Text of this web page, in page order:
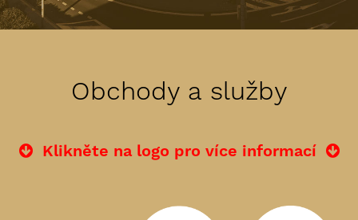
Obchody a služby
Klikněte na logo pro více informací